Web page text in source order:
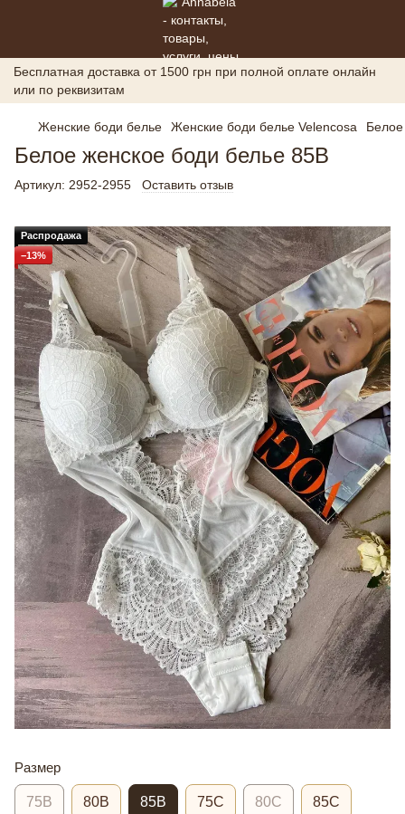
Бесплатная доставка от 1500 грн при полной оплате онлайн
или по реквизитам
Женские боди белье Женские боди белье Velencosa
Белое женское боди белье 85B
Артикул: 2952-2955 Оставить отзыв
Распродажа
−13%
Размер
75В 80В 85В 75С 80С 85С